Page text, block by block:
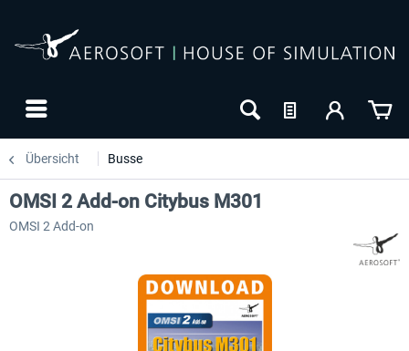
Übersicht Busse
OMSI 2 Add-on Citybus M301
OMSI 2 Add-on